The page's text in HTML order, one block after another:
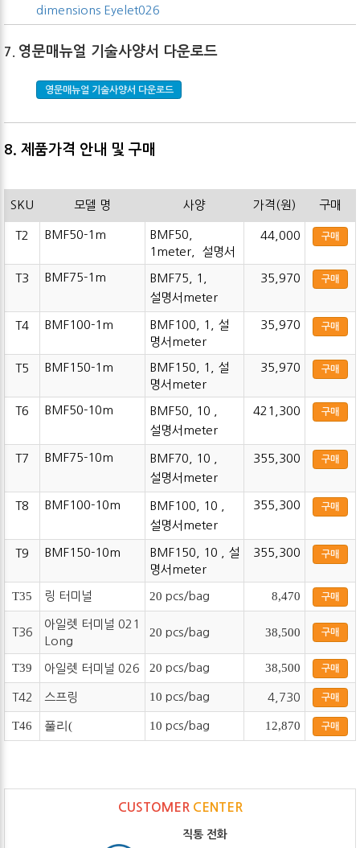
dimensions Eyelet026
7. 영문매뉴얼 기술사양서 다운로드
영문매뉴얼 기술사양서 다운로드
8. 제품가격 안내 및 구매
SKU 모델 명 사양 가격(원) 구매
T2 BMF50-1m
BMF50,
1meter, 설명서
44,000 구매
T3 BMF75-1m
BMF75, 1,
설명서meter
35,970 구매
T4 BMF100-1m
BMF100, 1, 설
명서meter
35,970 구매
T5 BMF150-1m
BMF150, 1, 설
명서meter
35,970 구매
T6 BMF50-10m
BMF50, 10 ,
설명서meter
421,300 구매
T7 BMF75-10m
BMF70, 10 ,
설명서meter
355,300 구매
T8 BMF100-10m
BMF100, 10 ,
설명서meter
355,300 구매
T9 BMF150-10m
BMF150, 10 , 설
명서meter
355,300 구매
T35 링 터미널 20 pcs/bag 8,470 구매
T36
아일렛 터미널 021
Long
20 pcs/bag 38,500 구매
T39 아일렛 터미널 026 20 pcs/bag 38,500 구매
T42 스프링 10 pcs/bag 4,730 구매
T46 풀리( 10 pcs/bag 12,870 구매
CUSTOMER CENTER
직통 전화